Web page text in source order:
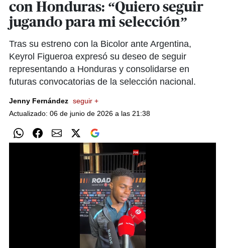
con Honduras: “Quiero seguir
jugando para mi selección”
Tras su estreno con la Bicolor ante Argentina,
Keyrol Figueroa expresó su deseo de seguir
representando a Honduras y consolidarse en
futuras convocatorias de la selección nacional.
Jenny Fernández seguir +
Actualizado: 06 de junio de 2026 a las 21:38